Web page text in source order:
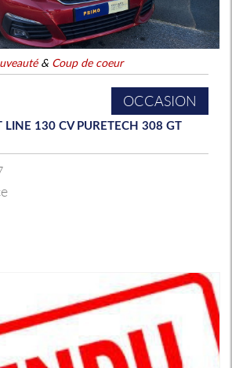
& Coup de coeur
OCCASION
LINE 130 CV PURETECH 308 GT